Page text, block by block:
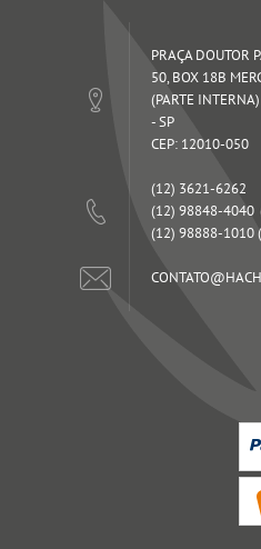
PRAÇA DOUTOR
50, BOX 18B
(PARTE INTERNA)
-SP
CEP: 12010-050
(12) 3621-6262
(12) 98848-4040
(12) 98888-1010